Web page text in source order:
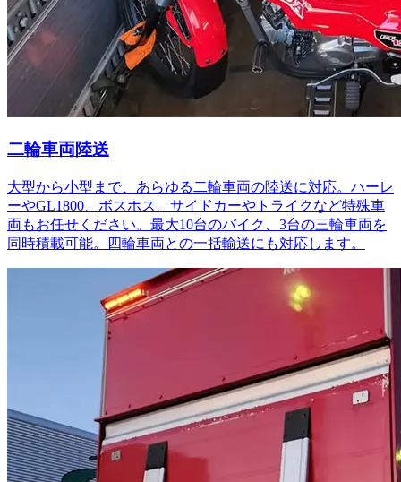
二輪車両陸送
大型から小型まで、あらゆる二輪車両の陸送に対応。ハーレ
ーやGL1800、ボスホス、サイドカーやトライクなど特殊車
両もお任せください。最大10台のバイク、3台の三輪車両を
同時積載可能。四輪車両との一括輸送にも対応します。